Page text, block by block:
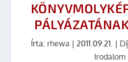
Írta: rhewa | 2011.09.21. |
Irodalom